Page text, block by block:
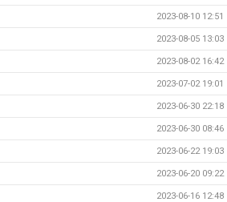
2023-08-10 12:51
2023-08-05 13:03
2023-08-02 16:42
2023-07-02 19:01
2023-06-30 22:18
2023-06-30 08:46
2023-06-22 19:03
2023-06-20 09:22
2023-06-16 12:48